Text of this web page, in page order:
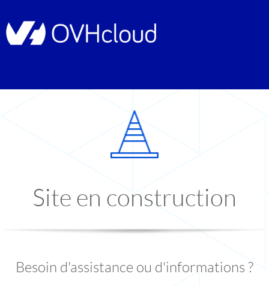
Site en construction
Besoin d'assistance ou d'informations ?